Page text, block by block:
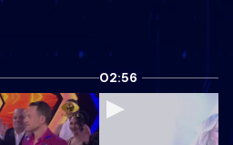
02:56